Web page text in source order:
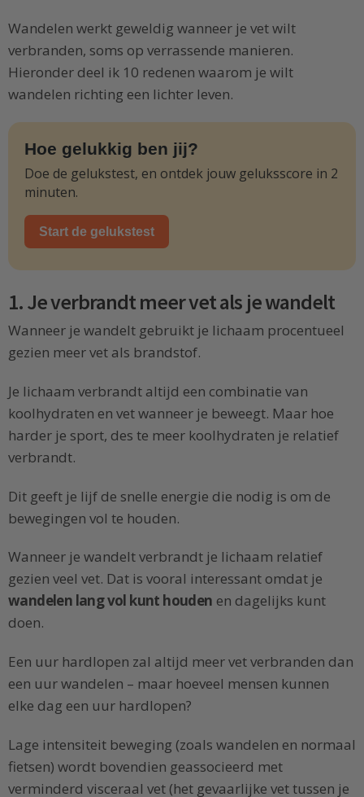
Wandelen werkt geweldig wanneer je vet wilt
verbranden, soms op verrassende manieren.
Hieronder deel ik 10 redenen waarom je wilt
wandelen richting een lichter leven.
Hoe gelukkig ben jij?
Doe de gelukstest, en ontdek jouw geluksscore in 2
minuten.
Start de gelukstest
1. Je verbrandt meer vet als je wandelt
Wanneer je wandelt gebruikt je lichaam procentueel
gezien meer vet als brandstof.
Je lichaam verbrandt altijd een combinatie van
koolhydraten en vet wanneer je beweegt. Maar hoe
harder je sport, des te meer koolhydraten je relatief
verbrandt.
Dit geeft je lijf de snelle energie die nodig is om de
bewegingen vol te houden.
Wanneer je wandelt verbrandt je lichaam relatief
gezien veel vet. Dat is vooral interessant omdat je
wandelen lang vol kunt houden en dagelijks kunt
doen.
Een uur hardlopen zal altijd meer vet verbranden dan
een uur wandelen – maar hoeveel mensen kunnen
elke dag een uur hardlopen?
Lage intensiteit beweging (zoals wandelen en normaal
fietsen) wordt bovendien geassocieerd met
verminderd visceraal vet (het gevaarlijke vet tussen je